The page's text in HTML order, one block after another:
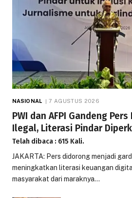
NASIONAL 7 AGUSTUS 2026
PWI dan AFPI Gandeng
Ilegal, Literasi Pindar
Telah dibaca : 615 Kali.
JAKARTA: Pers didorong menjadi
meningkatkan literasi keuangan
masyarakat dari maraknya…